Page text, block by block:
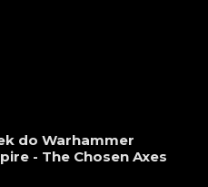
do Warhammer
- The Chosen Axes